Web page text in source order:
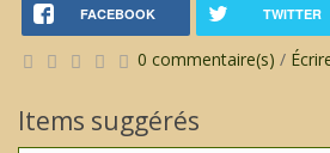
FACEBOOK TWITTER
0 commentaire(s) /
Items suggérés